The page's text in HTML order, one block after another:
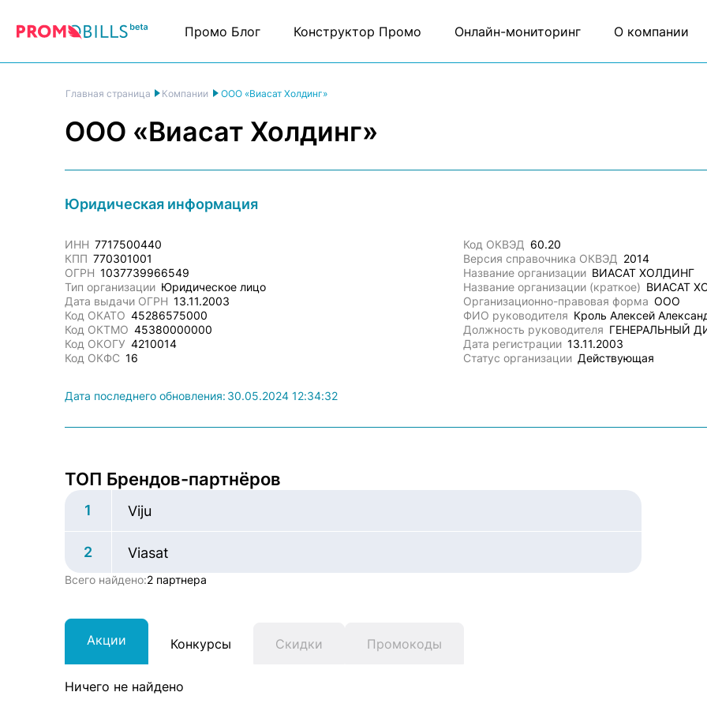
Промо Блог Конструктор Промо Онлайн-мониторинг О компании
Главная страница Компании ООО «Виасат Холдинг»
ООО «Виасат Холдинг»
Юридическая информация
ИНН 7717500440
КПП 770301001
ОГРН 1037739966549
Тип организации Юридическое лицо
Дата выдачи ОГРН 13.11.2003
Код ОКАТО 45286575000
Код ОКТМО 45380000000
Код ОКОГУ 4210014
Код ОКФС 16
Код ОКВЭД 60.20
Версия справочника ОКВЭД 2014
Название организации ВИАСАТ ХОЛДИНГ
Название организации (краткое) ВИАСАТ
Организационно-правовая форма ООО
ФИО руководителя Кроль Алексей
Должность руководителя ГЕНЕРАЛЬНЫЙ
Дата регистрации 13.11.2003
Статус организации Действующая
Дата последнего обновления: 30.05.2024 12:34:32
ТОП Брендов-партнёров
1 Viju
2 Viasat
Всего найдено:2 партнера
Акции Конкурсы Скидки Промокоды
Ничего не найдено